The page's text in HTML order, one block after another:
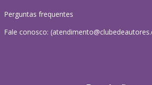
Perguntas frequentes
Fale conosco: